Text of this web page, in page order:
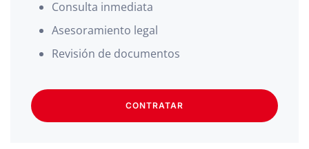
Consulta inmediata
Asesoramiento legal
Revisión de documentos
CONTRATAR